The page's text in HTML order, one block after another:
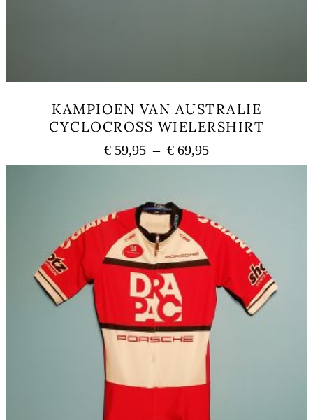
KAMPIOEN VAN AUSTRALIE
CYCLOCROSS WIELERSHIRT
€ 59,95 – € 69,95Plage
de
€ 69,95
plusieurs
variations.
Les
options
peuvent
être
choisies
sur
la
page
du
produit